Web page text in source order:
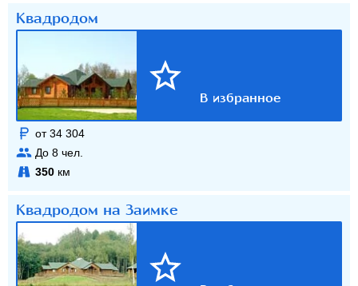
Квадродом
от 34 304
До 8 чел.
350 км
Квадродом на Заимке